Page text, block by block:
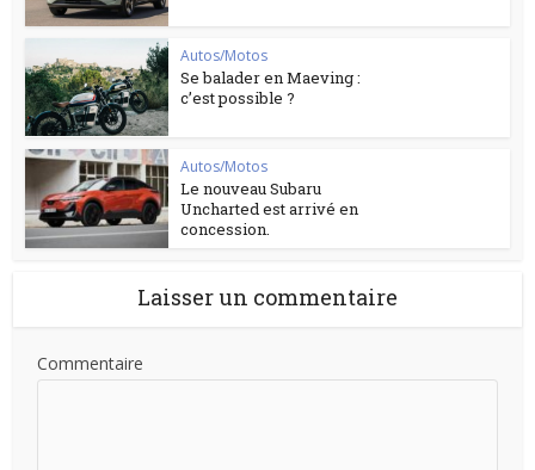
Autos/Motos
Se balader en Maeving :
c’est possible ?
Autos/Motos
Le nouveau Subaru
Uncharted est arrivé en
concession.
Laisser un commentaire
Commentaire